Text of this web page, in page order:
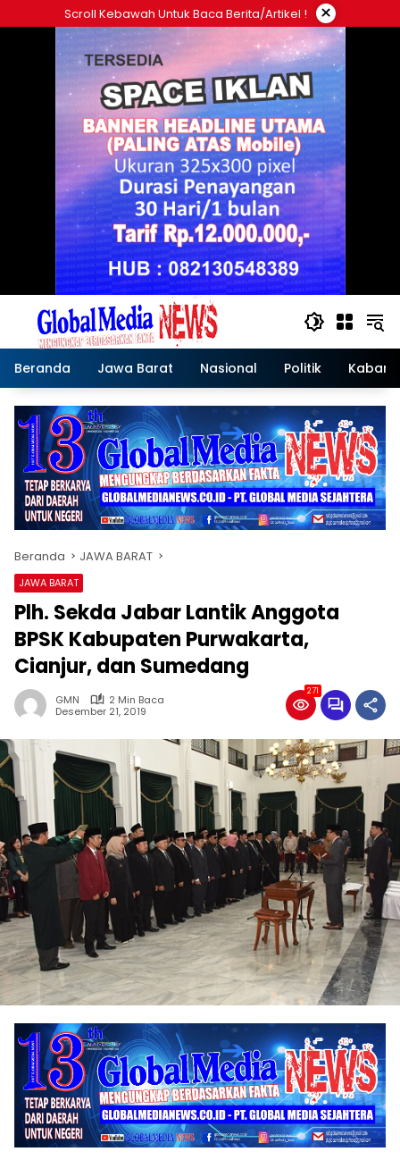
ke
Scroll Kebawah Untuk Baca Berita/artikel ! ×
Beranda Jawa Barat Nasional Politik Kabar
Beranda JAWA BARAT
JAWA BARAT
Plh. Sekda Jabar Lantik Anggota
BPSK Kabupaten Purwakarta,
Cianjur, dan Sumedang
GMN
2 Min Baca
Desember 21, 2019
271